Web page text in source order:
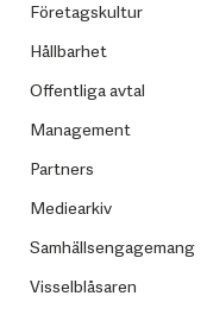
Företagskultur
Hållbarhet
Offentliga avtal
Management
Partners
Mediearkiv
Samhällsengagemang
Visselblåsaren